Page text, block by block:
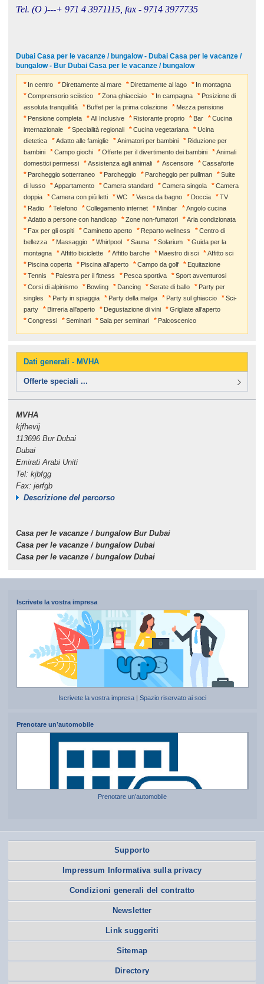
Tel. (O )---+ 971 4 3971115, fax - 9714 3977735
Dubai Casa per le vacanze / bungalow - Dubai Casa per le vacanze /
bungalow - Bur Dubai Casa per le vacanze / bungalow
In centro Direttamente al mare Direttamente al lago
In montagna
Comprensorio sciistico
Zona ghiacciaio In campagna
Posizione di
assoluta tranquillità
Buffet per la prima colazione
Mezza pensione
Pensione completa
All Inclusive Ristorante proprio Bar
Cucina
internazionale
Specialità regionali Cucina vegetariana
Ucina
dietetica
Adatto alle famiglie Animatori per bambini
Riduzione per
bambini
Campo giochi Offerte per il divertimento dei bambini
Animali
domestici permessi
Assistenza agli animali Ascensore
Cassaforte
Parcheggio sotterraneo
Parcheggio Parcheggio per pullman
Suite
di lusso
Appartamento Camera standard Camera singola
Camera
doppia
Camera con più letti WC Vasca da bagno Doccia
TV
Radio
Telefono Collegamento internet Minibar
Angolo cucina
Adatto a persone con handicap
Zone non-fumatori
Aria condizionata
Fax per gli ospiti
Caminetto aperto Reparto wellness
Centro di
bellezza
Massaggio Whirlpool Sauna Solarium
Guida per la
montagna
Affitto biciclette Affitto barche Maestro di sci
Affitto sci
Piscina coperta
Piscina all'aperto Campo da golf
Equitazione
Tennis
Palestra per il fitness Pesca sportiva
Sport avventurosi
Corsi di alpinismo
Bowling Dancing Serate di ballo
Party per
singles
Party in spiaggia Party della malga Party sul ghiaccio
Sci-
party
Birreria all'aperto Degustazione di vini
Grigliate all'aperto
Congressi
Seminari Sala per seminari Palcoscenico
Dati generali - MVHA
Offerte speciali ...
MVHA
kjfhevij
113696 Bur Dubai
Dubai
Emirati Arabi Uniti
Tel: kjbfgg
Fax: jerfgb
Descrizione del percorso
Casa per le vacanze / bungalow Bur Dubai
Casa per le vacanze / bungalow Dubai
Casa per le vacanze / bungalow Dubai
Iscrivete la vostra impresa
Iscrivete la vostra impresa |Spazio riservato ai soci
Prenotare un’automobile
Prenotare un’automobile
Supporto
Impressum Informativa sulla privacy
Condizioni generali del contratto
Newsletter
Link suggeriti
Sitemap
Directory